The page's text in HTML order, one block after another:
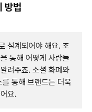
방법
설계되어야 해요. 조
통해 어떻게 사람들
려주죠. 소셜 화폐와
통해 브랜드는 더욱
요.